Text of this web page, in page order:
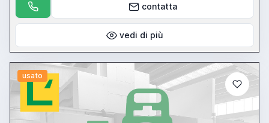
contatta
vedi di più
usato